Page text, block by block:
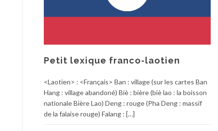
Petit lexique franco-laotien
<Laotien> : <Français> Ban : village (sur les cartes Ban
Hang : village abandoné) Biè : bière (biè lao : la boisson
nationale Bière Lao) Deng : rouge (Pha Deng : massif
de la falaise rouge) Falang : […]